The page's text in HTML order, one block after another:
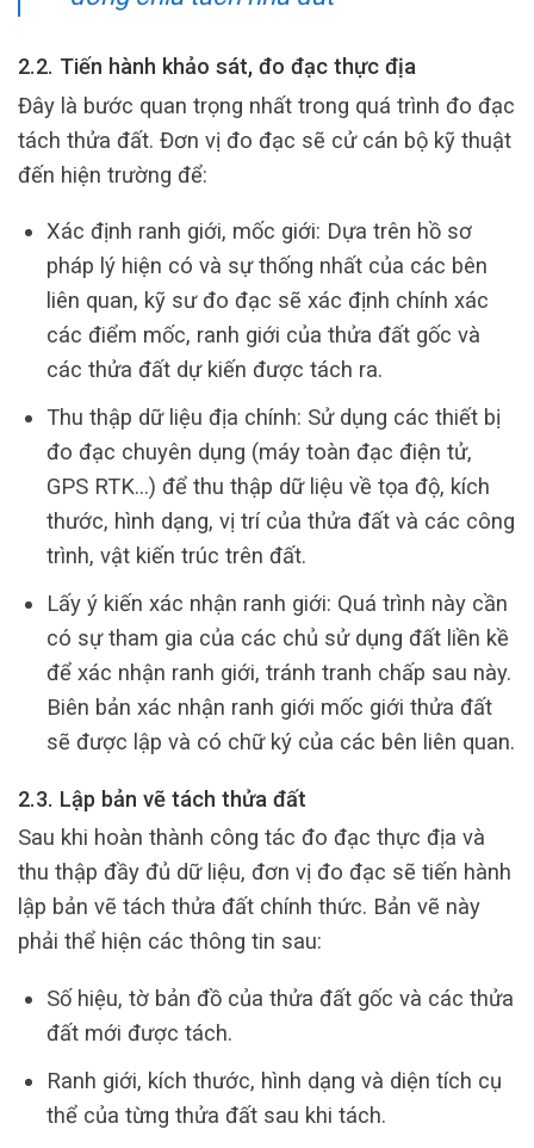
2.2. Tiến hành khảo sát, đo đạc thực địa
Đây là bước quan trọng nhất trong quá trình đo đạc
tách thửa đất. Đơn vị đo đạc sẽ cử cán bộ kỹ thuật
đến hiện trường để:
Xác định ranh giới, mốc giới: Dựa trên hồ sơ
pháp lý hiện có và sự thống nhất của các bên
liên quan, kỹ sư đo đạc sẽ xác định chính xác
các điểm mốc, ranh giới của thửa đất gốc và
các thửa đất dự kiến được tách ra.
Thu thập dữ liệu địa chính: Sử dụng các thiết bị
đo đạc chuyên dụng (máy toàn đạc điện tử,
GPS RTK…) để thu thập dữ liệu về tọa độ, kích
thước, hình dạng, vị trí của thửa đất và các công
trình, vật kiến trúc trên đất.
Lấy ý kiến xác nhận ranh giới: Quá trình này cần
có sự tham gia của các chủ sử dụng đất liền kề
để xác nhận ranh giới, tránh tranh chấp sau này.
Biên bản xác nhận ranh giới mốc giới thửa đất
sẽ được lập và có chữ ký của các bên liên quan.
2.3. Lập bản vẽ tách thửa đất
Sau khi hoàn thành công tác đo đạc thực địa và
thu thập đầy đủ dữ liệu, đơn vị đo đạc sẽ tiến hành
lập bản vẽ tách thửa đất chính thức. Bản vẽ này
phải thể hiện các thông tin sau:
Số hiệu, tờ bản đồ của thửa đất gốc và các thửa
đất mới được tách.
Ranh giới, kích thước, hình dạng và diện tích cụ
thể của từng thửa đất sau khi tách.